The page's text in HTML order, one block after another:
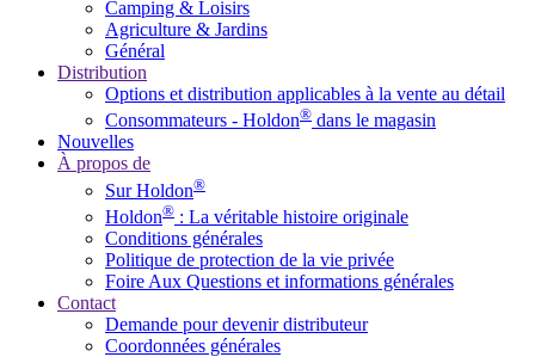
Camping & Loisirs
Agriculture & Jardins
Général
Distribution
Options et distribution applicables à la vente au détail
Consommateurs - Holdon® dans le magasin
Nouvelles
À propos de
Sur Holdon®
Holdon® : La véritable histoire originale
Conditions générales
Politique de protection de la vie privée
Foire Aux Questions et informations générales
Contact
Demande pour devenir distributeur
Coordonnées générales